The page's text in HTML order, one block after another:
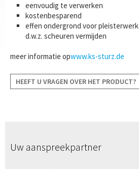
eenvoudig te verwerken
kostenbesparend
effen ondergrond voor pleisterwerk
d.w.z. scheuren vermijden
meer informatie opwww.ks-sturz.de
HEEFT U VRAGEN OVER HET PRODUCT?
Uw aanspreekpartner